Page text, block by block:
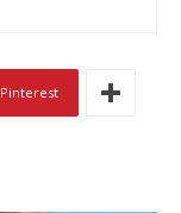
Pinterest